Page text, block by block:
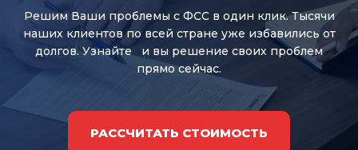
Решим Ваши проблемы с ФСС в один клик.Тысячи
наших клиентов по всей стране уже избавились от
долгов. Узнайте
и вы решение своих проблем
прямо сейчас.
РАССЧИТАТЬ СТОИМОСТЬ